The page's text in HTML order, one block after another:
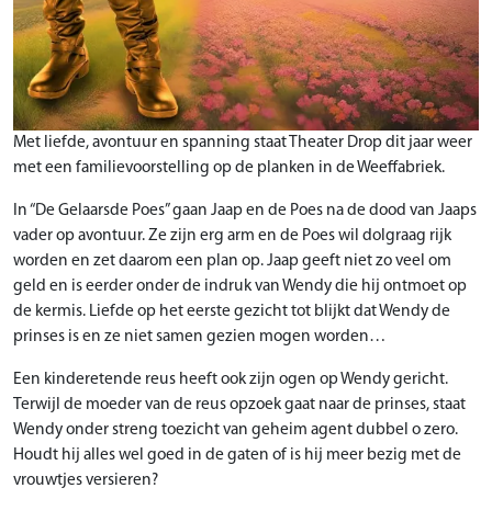
Met liefde, avontuur en spanning staat Theater Drop dit jaar weer
met een familievoorstelling op de planken in de Weeffabriek.
In “De Gelaarsde Poes” gaan Jaap en de Poes na de dood van Jaaps
vader op avontuur. Ze zijn erg arm en de Poes wil dolgraag rijk
worden en zet daarom een plan op. Jaap geeft niet zo veel om
geld en is eerder onder de indruk van Wendy die hij ontmoet op
de kermis. Liefde op het eerste gezicht tot blijkt dat Wendy de
prinses is en ze niet samen gezien mogen worden…
Een kinderetende reus heeft ook zijn ogen op Wendy gericht.
Terwijl de moeder van de reus opzoek gaat naar de prinses, staat
Wendy onder streng toezicht van geheim agent dubbel o zero.
Houdt hij alles wel goed in de gaten of is hij meer bezig met de
vrouwtjes versieren?